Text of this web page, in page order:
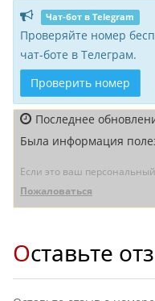
Чат-бот в Telegram
Проверяйте номер
чат-боте в Телеграм.
Проверить номер
Последнее
Была информация
Если это ваш
Пожаловаться
Оставьте